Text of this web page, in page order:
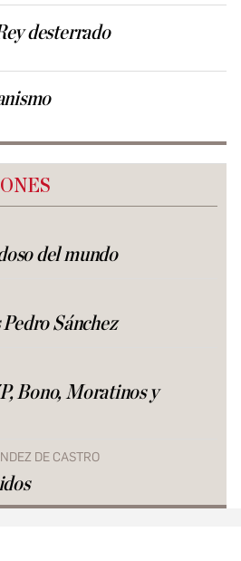
desterrado
del mundo
Sánchez
Bono, Moratinos y
DE CASTRO